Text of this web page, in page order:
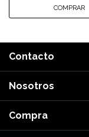
Contacto
Nosotros
Compra